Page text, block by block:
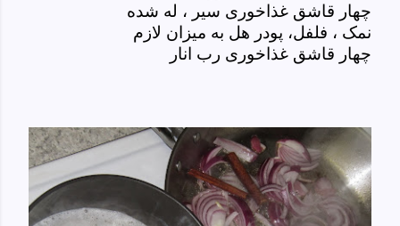
چهار قاشق غذاخوری سیر ، له شده
نمک ، فلفل، پودر هل به میزان لازم
چهار قاشق غذاخوری رب انار